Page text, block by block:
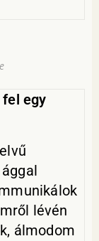
egy
lévén
álmodom